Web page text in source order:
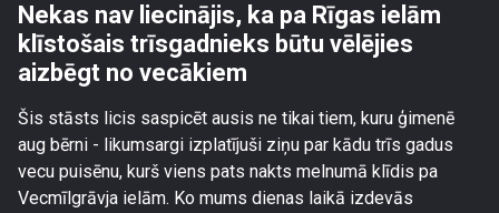
Nekas nav liecinājis, ka pa Rīgas ielām
klīstošais trīsgadnieks būtu vēlējies
aizbēgt no vecākiem
Šis stāsts licis saspicēt ausis ne tikai tiem, kuru ģimenē
aug bērni - likumsargi izplatījuši ziņu par kādu trīs gadus
vecu puisēnu, kurš viens pats nakts melnumā klīdis pa
Vecmīlgrāvja ielām. Ko mums dienas laikā izdevās